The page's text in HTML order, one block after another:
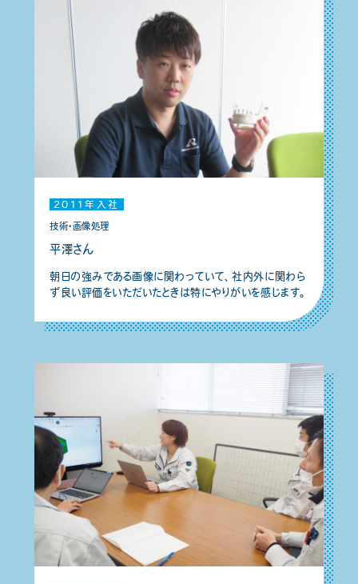
2011年入社
技術・画像処理
平澤さん
朝日の強みである画像に関わっていて、社内外に関わら
ず良い評価をいただいたときは特にやりがいを感じます。